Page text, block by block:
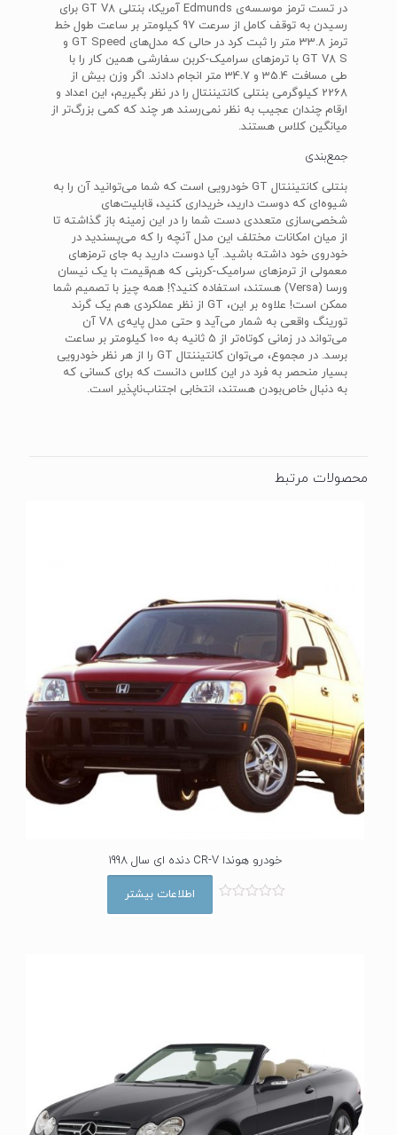
در تست ترمز موسسه‌ی Edmunds آمریکا، بنتلی GT V8 برای
رسیدن به توقف کامل از سرعت 97 کیلومتر بر ساعت طول خط
ترمز 33.8 متر را ثبت کرد در حالی که مدل‌های GT Speed و
GT V8 S با ترمزهای سرامیک-کربن سفارشی همین کار را با
طی مسافت 35.4 و 34.7 متر انجام دادند. اگر وزن بیش از
2268 کیلوگرمی بنتلی کانتیننتال را در نظر بگیریم، این اعداد و
ارقام چندان عجیب به نظر نمی‌رسند هر چند که کمی بزرگ‌تر از
میانگین کلاس هستند.
جمع‌بندی
بنتلی کانتیننتال GT خودرویی است که شما می‌توانید آن را به
شیوه‌ای که دوست دارید، خریداری کنید، قابلیت‌های
شخصی‌سازی متعددی دست شما را در این زمینه باز گذاشته تا
از میان امکانات مختلف این مدل آنچه را که می‌پسندید در
خودروی خود داشته باشید. آیا دوست دارید به جای ترمزهای
معمولی از ترمزهای سرامیک-کربنی که هم‌قیمت با یک نیسان
ورسا (Versa) هستند، استفاده کنید؟! همه چیز با تصمیم شما
ممکن است! علاوه بر این، GT از نظر عملکردی هم یک گرند
تورینگ واقعی به شمار می‌آید و حتی مدل پایه‌ی V8 آن
می‌تواند در زمانی کوتاه‌تر از 5 ثانیه به 100 کیلومتر بر ساعت
برسد. در مجموع، می‌توان کانتیننتال GT را از هر نظر خودرویی
بسیار منحصر به فرد در این کلاس دانست که برای کسانی که
به دنبال خاص‌بودن هستند، انتخابی اجتناب‌ناپذیر است.
محصولات مرتبط
خودرو هوندا CR-V دنده ای سال 1998
اطلاعات بیشتر